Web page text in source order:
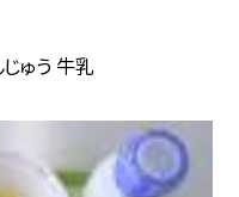
ゅう 牛乳